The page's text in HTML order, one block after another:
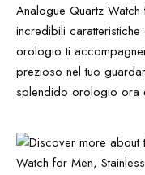
Analogue Quartz
incredibili
orologio ti
prezioso nel tuo
splendido orologio ora